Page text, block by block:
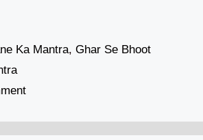
Ka Mantra,Ghar Se Bhoot